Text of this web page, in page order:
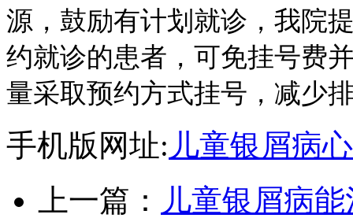
源，鼓励有计划就诊，我院
约就诊的患者，可免挂号费
量采取预约方式挂号，减少
手机版网址: 儿童银屑病
上一篇： 儿童银屑病